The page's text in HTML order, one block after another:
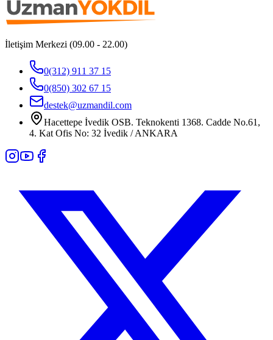
İletişim Merkezi (09.00 - 22.00)
0(312) 911 37 15
0(850) 302 67 15
destek@uzmandil.com
Hacettepe İvedik OSB. Teknokenti 1368. Cadde No.61,
4. Kat Ofis No: 32 İvedik / ANKARA